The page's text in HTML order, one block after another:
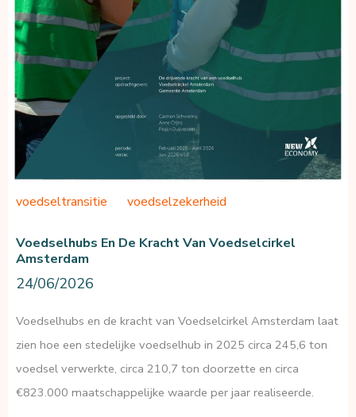
voedseltransitie voedselzekerheid
Voedselhubs En De Kracht Van Voedselcirkel
Amsterdam
24/06/2026
Voedselhubs en de kracht van Voedselcirkel Amsterdam laat
zien hoe een stedelijke voedselhub in 2025 circa 245,6 ton
voedsel verwerkte, circa 210,7 ton doorzette en circa
€823.000 maatschappelijke waarde per jaar realiseerde.